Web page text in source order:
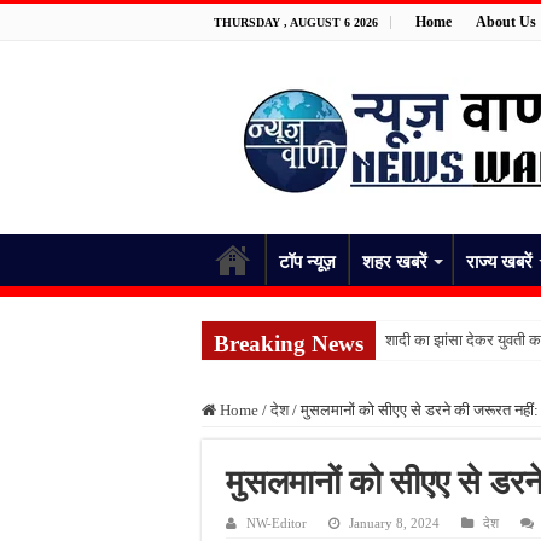
THURSDAY , AUGUST 6 2026 Home About Us
टॉप न्यूज़ शहर खबरें राज्य खबरें
Breaking News शादी का झांसा देकर युवती
जिला अस्पताल में ईसीजी से
जिला अस्पताल की
फतेहपुर के देवीगंज में दूषित
Home / देश / मुसलमानों को सीएए से डरने की जरूरत
मुसलमानों को सीएए से
NW-Editor January 8, 2024 देश